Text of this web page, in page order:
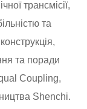
трансмісії,
та
та поради
Coupling,
Shenchi.